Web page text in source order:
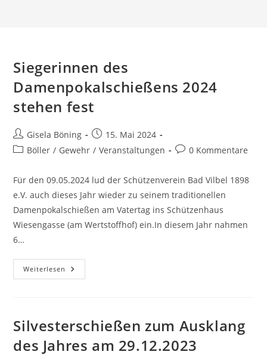
Siegerinnen des
Damenpokalschießens 2024
stehen fest
Gisela Böning
15. Mai 2024
Böller / Gewehr / Veranstaltungen 0 Kommentare
Für den 09.05.2024 lud der Schützenverein Bad Vilbel 1898
e.V. auch dieses Jahr wieder zu seinem traditionellen
Damenpokalschießen am Vatertag ins Schützenhaus
Wiesengasse (am Wertstoffhof) ein.In diesem Jahr nahmen
6…
Weiterlesen
Silvesterschießen zum Ausklang
des Jahres am 29.12.2023